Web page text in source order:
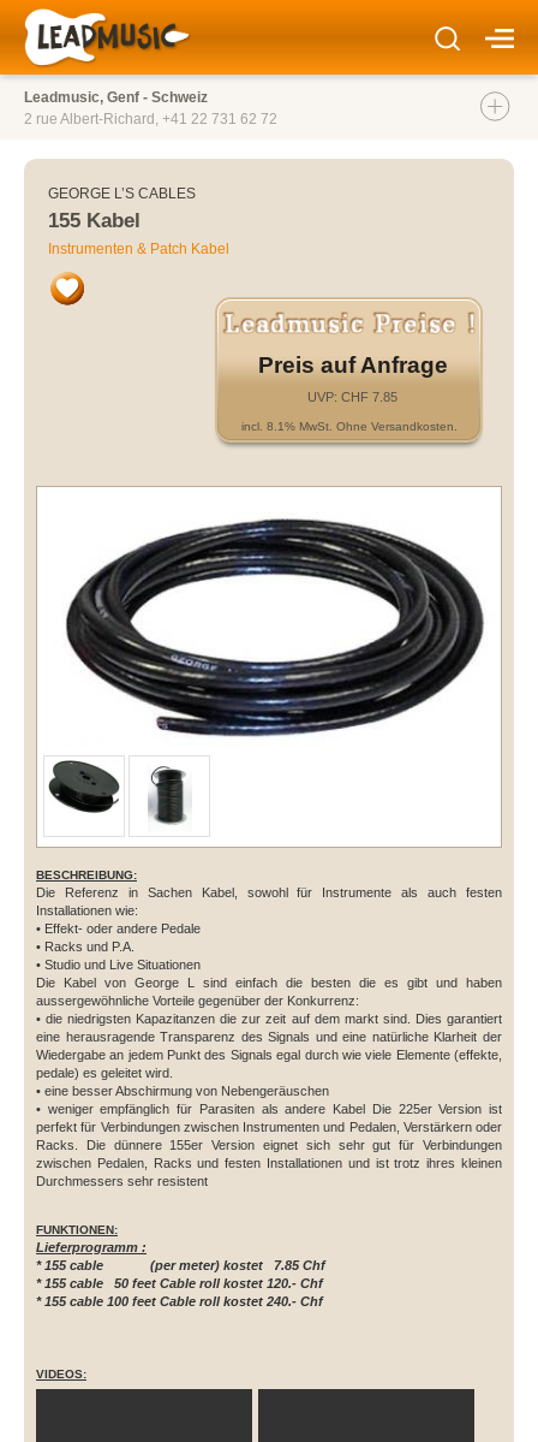
Leadmusic, Genf - Schweiz
2 rue Albert-Richard, +41 22 731 62 72
GEORGE L’S CABLES
155 Kabel
Instrumenten & Patch Kabel
Preis auf Anfrage
UVP: CHF 7.85
incl. 8.1% MwSt. Ohne Versandkosten.
BESCHREIBUNG:
Die Referenz in Sachen Kabel, sowohl für Instrumente als auch festen
Installationen wie:
• Effekt- oder andere Pedale
• Racks und P.A.
• Studio und Live Situationen
Die Kabel von George L sind einfach die besten die es gibt und haben
aussergewöhnliche Vorteile gegenüber der Konkurrenz:
• die niedrigsten Kapazitanzen die zur zeit auf dem markt sind. Dies garantiert
eine herausragende Transparenz des Signals und eine natürliche Klarheit der
Wiedergabe an jedem Punkt des Signals egal durch wie viele Elemente (effekte,
pedale) es geleitet wird.
• eine besser Abschirmung von Nebengeräuschen
• weniger empfänglich für Parasiten als andere Kabel Die 225er Version ist
perfekt für Verbindungen zwischen Instrumenten und Pedalen, Verstärkern oder
Racks. Die dünnere 155er Version eignet sich sehr gut für Verbindungen
zwischen Pedalen, Racks und festen Installationen und ist trotz ihres kleinen
Durchmessers sehr resistent
FUNKTIONEN:
Lieferprogramm :
* 155 cable (per meter) kostet 7.85 Chf
* 155 cable 50 feet Cable rollkostet 120.- Chf
* 155 cable 100 feet Cable rollkostet 240.- Chf
VIDEOS: